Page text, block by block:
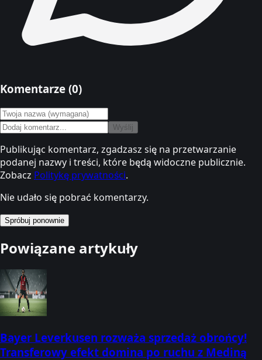
Komentarze (0)
Wyślij
Publikując komentarz, zgadzasz się na przetwarzanie
podanej nazwy i treści, które będą widoczne publicznie.
Zobacz Politykę prywatności.
Nie udało się pobrać komentarzy.
Spróbuj ponownie
Powiązane artykuły
Bayer Leverkusen rozważa sprzedaż obrońcy!
Transferowy efekt domina po ruchu z Mediną